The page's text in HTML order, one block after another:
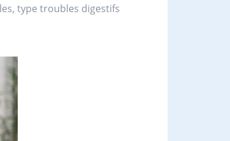
type troubles digestifs